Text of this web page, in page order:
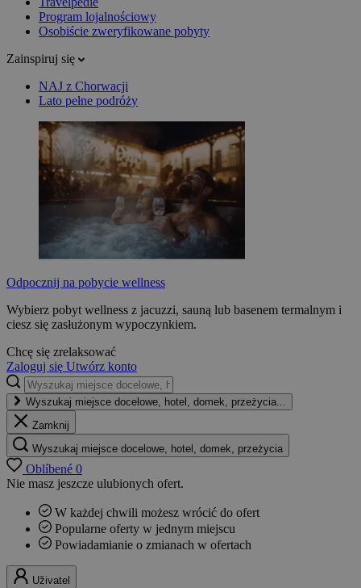
Program lojalnościowy
Osobiście zweryfikowane pobyty
Zainspiruj się
NAJ z Chorwacji
Lato pełne podróży
Odpocznij na pobycie wellness
Wybierz pobyt wellness z jacuzzi, sauną lub basenem termalnym i
ciesz się zasłużonym wypoczynkiem.
Chcę się zrelaksować
Zaloguj się Utwórz konto
Wyszukaj miejsce docelowe, hotel, domek, przeżycia...
Zamknij
Wyszukaj miejsce docelowe, hotel, domek, przeżycia
Oblíbené 0
Nie masz jeszcze ulubionych ofert.
W każdej chwili możesz wrócić do ofert
Popularne oferty w jednym miejscu
Powiadamianie o zmianach w ofertach
Uživatel